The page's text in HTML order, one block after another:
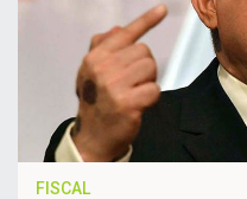
FISCAL